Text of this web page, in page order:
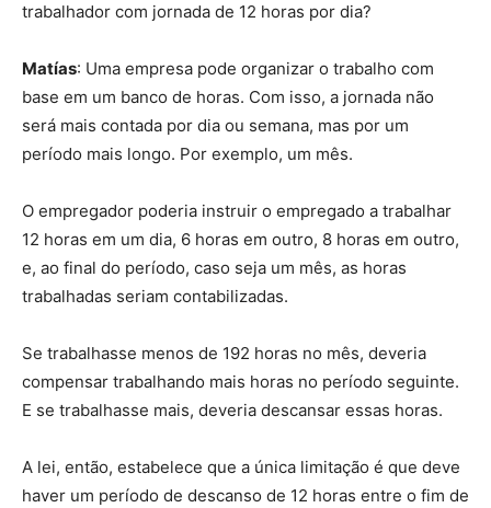
trabalhador com jornada de 12 horas por dia?
Matías: Uma empresa pode organizar o trabalho com
base em um banco de horas. Com isso, a jornada não
será mais contada por dia ou semana, mas por um
período mais longo. Por exemplo, um mês.
O empregador poderia instruir o empregado a trabalhar
12 horas em um dia, 6 horas em outro, 8 horas em outro,
e, ao final do período, caso seja um mês, as horas
trabalhadas seriam contabilizadas.
Se trabalhasse menos de 192 horas no mês, deveria
compensar trabalhando mais horas no período seguinte.
E se trabalhasse mais, deveria descansar essas horas.
A lei, então, estabelece que a única limitação é que deve
haver um período de descanso de 12 horas entre o fim de